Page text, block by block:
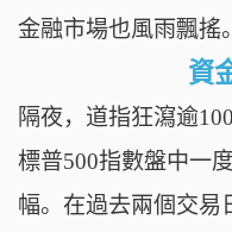
金融市場也風雨飄搖。
資
隔夜，道指狂瀉逾
標普500指數盤中一
幅。在過去兩個交易